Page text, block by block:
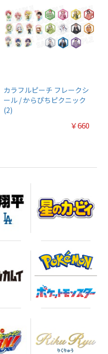
カラフルピーチ フレークシ
ール / からぴちピクニック
(2)
￥660